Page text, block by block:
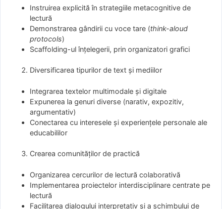
Instruirea explicită în strategiile metacognitive de
lectură
Demonstrarea gândirii cu voce tare (think-aloud
protocols)
Scaffolding-ul înțelegerii, prin organizatori grafici
Diversificarea tipurilor de text și mediilor
Integrarea textelor multimodale și digitale
Expunerea la genuri diverse (narativ, expozitiv,
argumentativ)
Conectarea cu interesele și experiențele personale ale
educabililor
Crearea comunităților de practică
Organizarea cercurilor de lectură colaborativă
Implementarea proiectelor interdisciplinare centrate pe
lectură
Facilitarea dialogului interpretativ și a schimbului de